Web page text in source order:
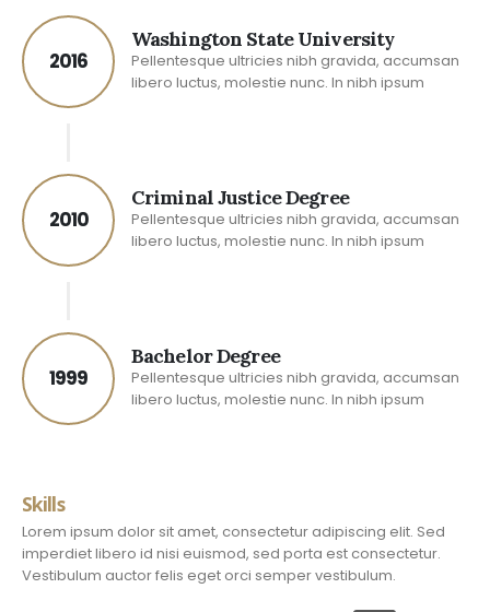
2016
Washington State University
Pellentesque ultricies nibh gravida, accumsan
libero luctus, molestie nunc. In nibh ipsum
2010
Criminal Justice Degree
Pellentesque ultricies nibh gravida, accumsan
libero luctus, molestie nunc. In nibh ipsum
1999
Bachelor Degree
Pellentesque ultricies nibh gravida, accumsan
libero luctus, molestie nunc. In nibh ipsum
Skills
Lorem ipsum dolor sit amet, consectetur adipiscing elit. Sed
imperdiet libero id nisi euismod, sed porta est consectetur.
Vestibulum auctor felis eget orci semper vestibulum.